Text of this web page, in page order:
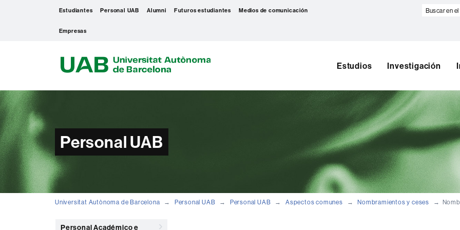
Estudiantes Personal UAB Alumni Futuros estudiantes Medios de comunicación
Empresas
Buscar
A
Estudios Investigación
Personal UAB
Universitat Autònoma de Barcelona Personal UAB Personal UAB Aspectos comunes Nombramientos y ceses
Personal Académico e